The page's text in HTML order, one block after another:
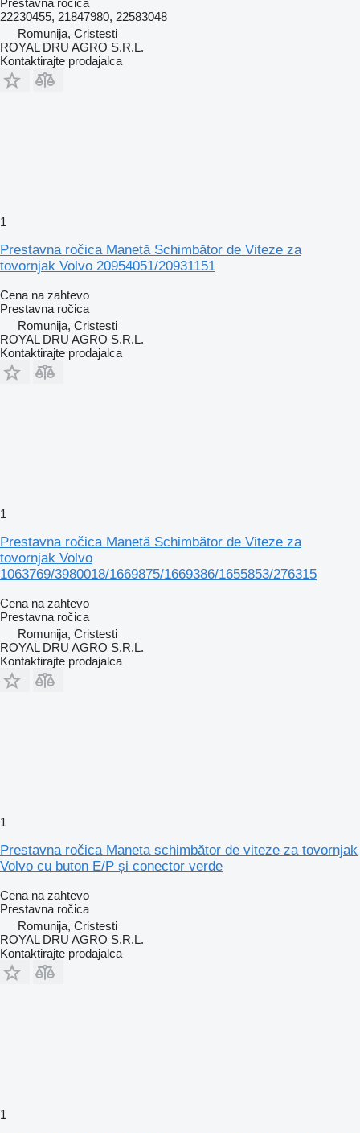
22230455, 21847980, 22583048
Romunija, Cristesti
ROYAL DRU AGRO S.R.L.
Kontaktirajte prodajalca
1
Prestavna ročica Manetă Schimbător de Viteze za
tovornjak Volvo 20954051/20931151
Cena na zahtevo
Prestavna ročica
Romunija, Cristesti
ROYAL DRU AGRO S.R.L.
Kontaktirajte prodajalca
1
Prestavna ročica Manetă Schimbător de Viteze za
tovornjak Volvo
1063769/3980018/1669875/1669386/1655853/276315
Cena na zahtevo
Prestavna ročica
Romunija, Cristesti
ROYAL DRU AGRO S.R.L.
Kontaktirajte prodajalca
1
Prestavna ročica Maneta schimbător de viteze za tovornjak
Volvo cu buton E/P și conector verde
Cena na zahtevo
Prestavna ročica
Romunija, Cristesti
ROYAL DRU AGRO S.R.L.
Kontaktirajte prodajalca
1